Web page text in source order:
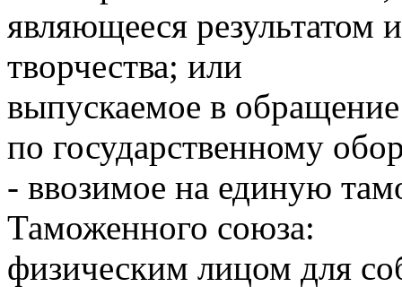
являющееся результатом
творчества; или
выпускаемое в
по государственному
- ввозимое на единую
Таможенного союза:
физическим лицом для